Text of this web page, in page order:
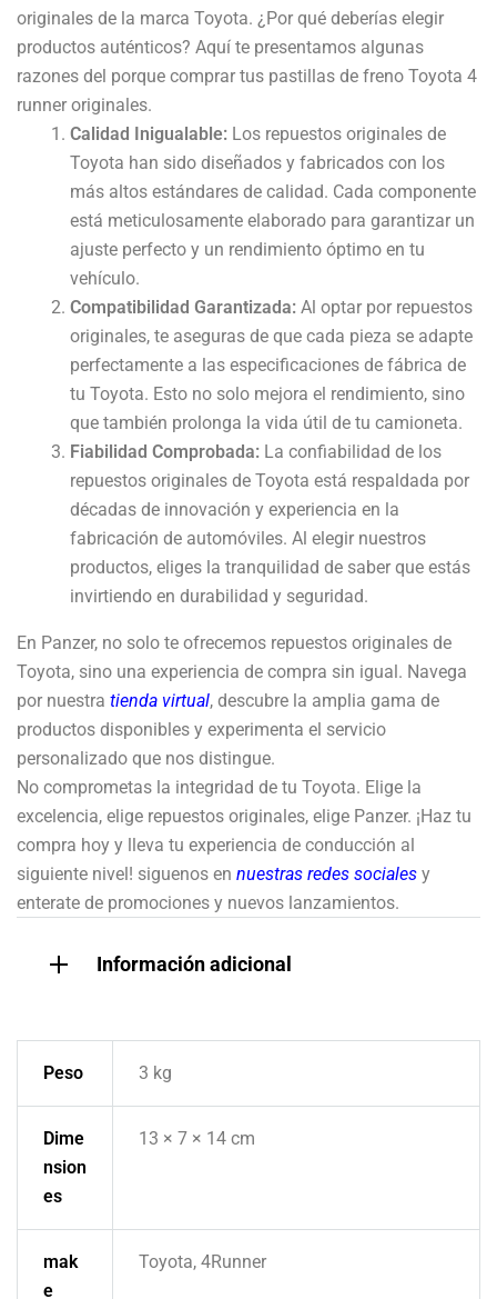
originales de la marca Toyota. ¿Por qué deberías elegir
productos auténticos? Aquí te presentamos algunas
razones del porque comprar tus pastillas de freno Toyota 4
runner originales.
Calidad Inigualable: Los repuestos originales de
Toyota han sido diseñados y fabricados con los
más altos estándares de calidad. Cada componente
está meticulosamente elaborado para garantizar un
ajuste perfecto y un rendimiento óptimo en tu
vehículo.
Compatibilidad Garantizada: Al optar por repuestos
originales, te aseguras de que cada pieza se adapte
perfectamente a las especificaciones de fábrica de
tu Toyota. Esto no solo mejora el rendimiento, sino
que también prolonga la vida útil de tu camioneta.
Fiabilidad Comprobada: La confiabilidad de los
repuestos originales de Toyota está respaldada por
décadas de innovación y experiencia en la
fabricación de automóviles. Al elegir nuestros
productos, eliges la tranquilidad de saber que estás
invirtiendo en durabilidad y seguridad.
En Panzer, no solo te ofrecemos repuestos originales de
Toyota, sino una experiencia de compra sin igual. Navega
por nuestra tienda virtual, descubre la amplia gama de
productos disponibles y experimenta el servicio
personalizado que nos distingue.
No comprometas la integridad de tu Toyota. Elige la
excelencia, elige repuestos originales, elige Panzer. ¡Haz tu
compra hoy y lleva tu experiencia de conducción al
siguiente nivel! siguenos en nuestras redes sociales y
enterate de promociones y nuevos lanzamientos.
Información adicional
Peso 3 kg
Dime
nsion
es
13 × 7 × 14 cm
mak
e
Toyota, 4Runner